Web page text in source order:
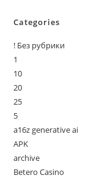
Categories
! Без рубрики
1
10
20
25
5
a16z generative ai
APK
archive
Betero Casino